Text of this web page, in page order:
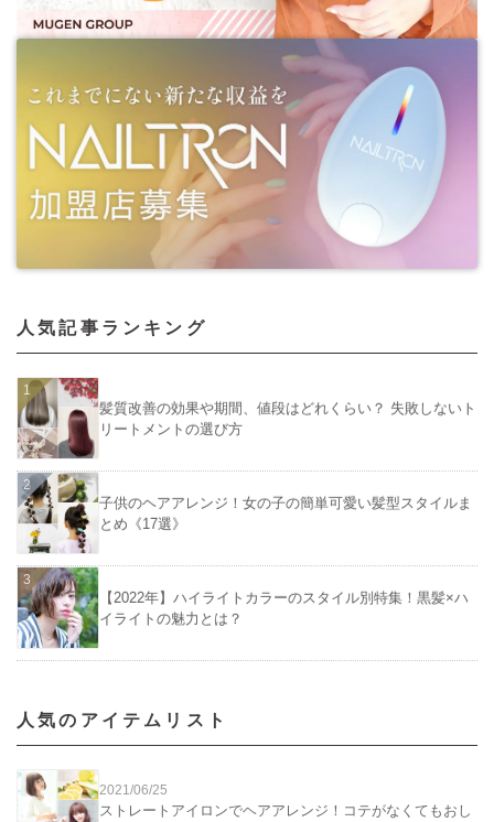
人気記事ランキング
髪質改善の効果や期間、値段はどれくらい？ 失敗しないト
リートメントの選び方
子供のヘアアレンジ！女の子の簡単可愛い髪型スタイルま
とめ《17選》
【2022年】ハイライトカラーのスタイル別特集！黒髪×ハ
イライトの魅力とは？
人気のアイテムリスト
2021/06/25
ストレートアイロンでヘアアレンジ！コテがなくてもおし